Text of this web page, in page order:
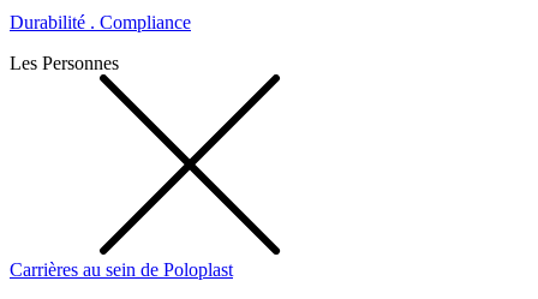
Durabilité . Compliance
Les Personnes
Carrières au sein de Poloplast